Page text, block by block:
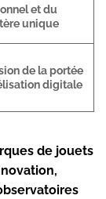
et du
unique
de la portée
digitale
de jouets